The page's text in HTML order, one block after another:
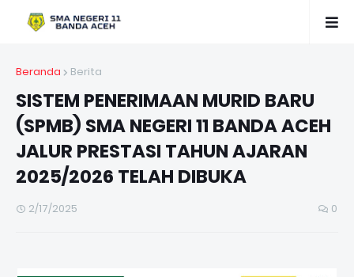
Beranda Berita
SISTEM PENERIMAAN MURID BARU
(SPMB) SMA NEGERI 11 BANDA ACEH
JALUR PRESTASI TAHUN AJARAN
2025/2026 TELAH DIBUKA
2/17/2025 0